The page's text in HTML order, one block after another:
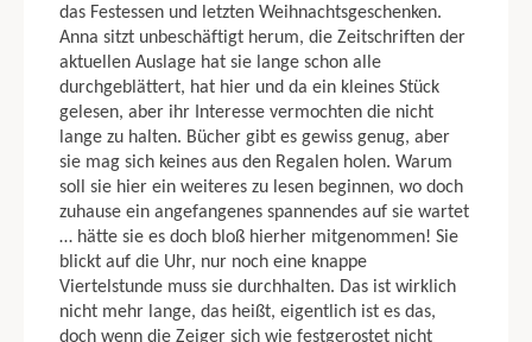
das Festessen und letzten Weihnachtsgeschenken.
Anna sitzt unbeschäftigt her­um, die Zeitschriften der
aktuellen Auslage hat sie lange schon alle
durchgeblät­tert, hat hier und da ein kleines Stück
gelesen, aber ihr Interesse vermochten die nicht
lange zu halten. Bücher gibt es gewiss genug, aber
sie mag sich keines aus den Regalen holen. Warum
soll sie hier ein weiteres zu lesen beginnen, wo doch
zuhause ein angefangenes spannendes auf sie wartet
… hätte sie es doch bloß hierher mitgenommen! Sie
blickt auf die Uhr, nur noch eine knappe
Viertelstunde muss sie durchhalten. Das ist wirklich
nicht mehr lange, das heißt, eigentlich ist es das,
doch wenn die Zeiger sich wie festgerostet nicht